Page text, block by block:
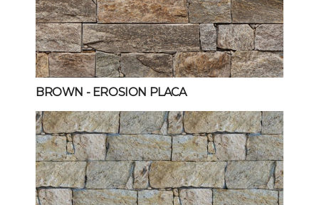
BROWN - EROSION PLACA